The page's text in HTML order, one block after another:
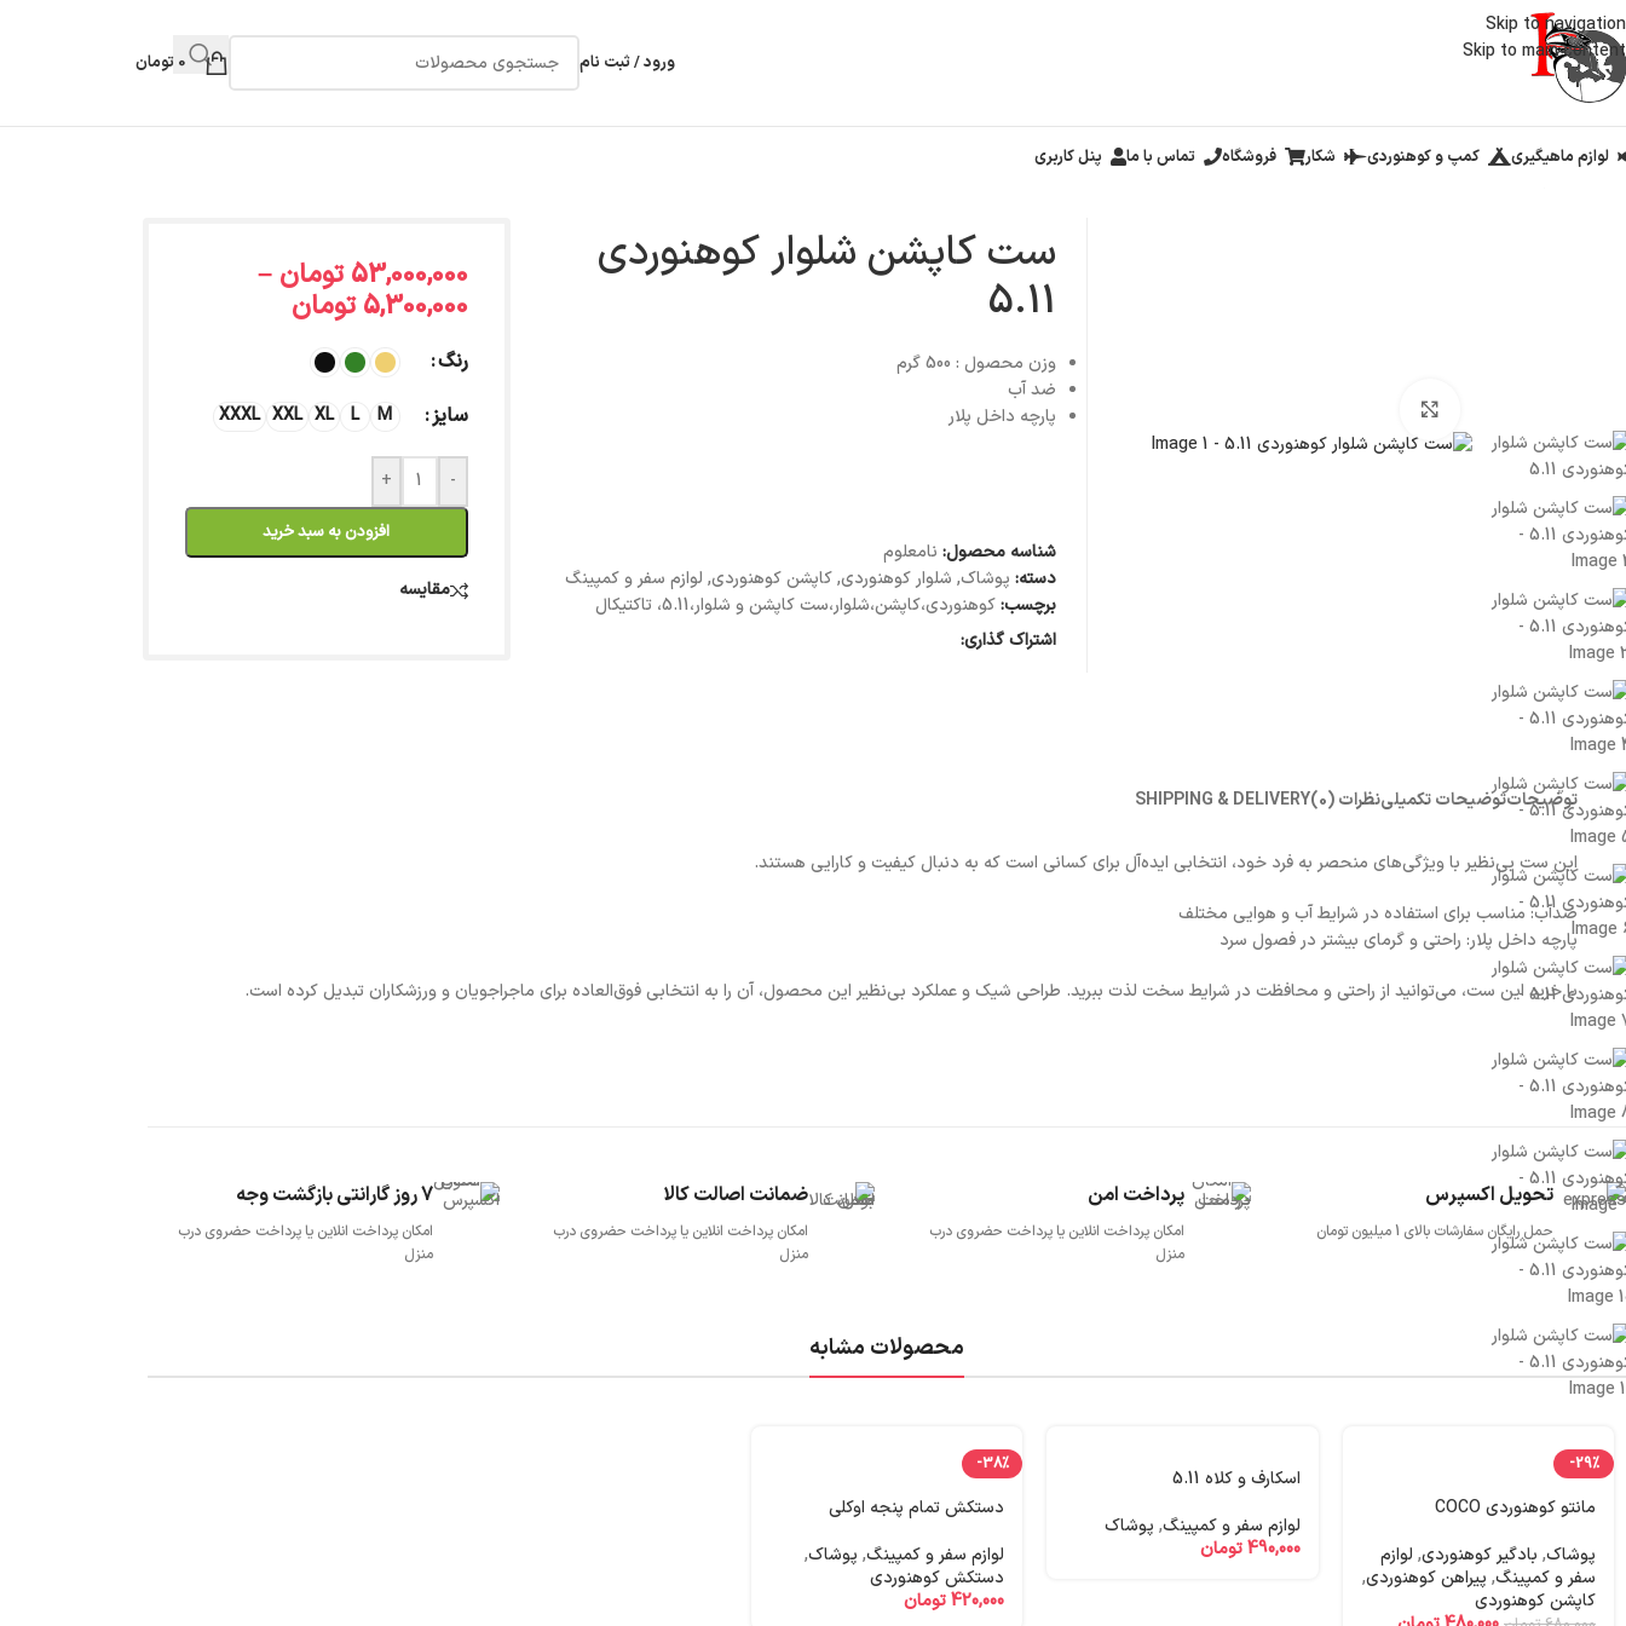
Skip to navigation
Skip to main content
ورود / ثبت نام 0 تومان
لوازم ماهیگیری کمپ و کوهنوردی شکار فروشگاه تماس با ما پنل کاربری
ست کاپشن شلوار کوهنوردی
5.11
وزن محصول : 500 گرم
ضد آب
پارچه داخل پلار
شناسه محصول: نامعلوم
دسته: پوشاک, شلوار کوهنوردی,کاپشن کوهنوردی, لوازم سفر و کمپینگ
برچسب:کوهنوردی،کاپشن،شلوار،ست کاپشن و شلوار،5.11، تاکتیکال
اشتراک گذاری:
53,000,000 تومان –
5,300,000 تومان
رنگ
سایز
M
L
XL
XXL
XXXL
-
+
افزودن به سبد خرید
مقایسه
توضیحاتتوضیحات تکمیلینظرات (0) SHIPPING & DELIVERY
این ست بی‌نظیر با ویژگی‌های منحصر به فرد خود، انتخابی ایده‌آل برای کسانی است که به دنبال کیفیت و کارایی هستند.
ضدآب: مناسب برای استفاده در شرایط آب و هوایی مختلف
پارچه داخل پلار: راحتی و گرمای بیشتر در فصول سرد
با خرید این ست، می‌توانید از راحتی و محافظت در شرایط سخت لذت ببرید. طراحی شیک و عملکرد بی‌نظیر این محصول، آن را به انتخابی فوق‌العاده برای ماجراجویان و ورزشکاران تبدیل کرده است.
تحویل اکسپرس
حمل رایگان سفارشات بالای 1 میلیون تومان
پرداخت امن
امکان پرداخت انلاین یا پرداخت حضروی درب
منزل
ضمانت اصالت کالا
امکان پرداخت انلاین یا پرداخت حضروی درب
منزل
7 روز گارانتی بازگشت وجه
امکان پرداخت انلاین یا پرداخت حضروی درب
منزل
محصولات مشابه
-29%
مانتو کوهنوردی COCO
پوشاک, بادگیر کوهنوردی, لوازم
سفر و کمپینگ, پیراهن کوهنوردی,
کاپشن کوهنوردی
اسکارف و کلاه 5.11
لوازم سفر و کمپینگ, پوشاک
490,000 تومان
-38%
دستکش تمام پنجه اوکلی
لوازم سفر و کمپینگ, پوشاک,
دستکش کوهنوردی
420,000 تومان